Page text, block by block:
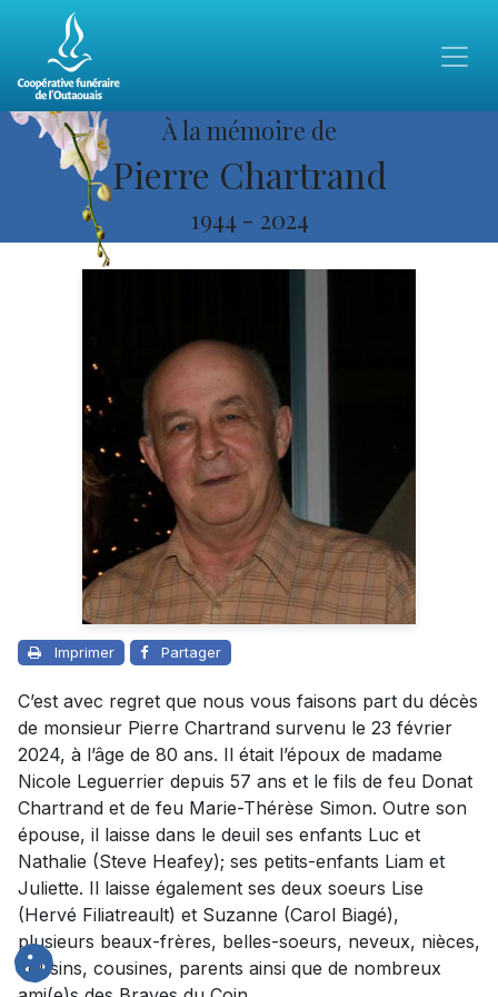
À la mémoire de
Pierre Chartrand
1944 - 2024
Imprimer Partager
C’est avec regret que nous vous faisons part du décès
de monsieur Pierre Chartrand survenu le 23 février
2024, à l’âge de 80 ans. Il était l’époux de madame
Nicole Leguerrier depuis 57 ans et le fils de feu Donat
Chartrand et de feu Marie-Thérèse Simon. Outre son
épouse, il laisse dans le deuil ses enfants Luc et
Nathalie (Steve Heafey); ses petits-enfants Liam et
Juliette. Il laisse également ses deux soeurs Lise
(Hervé Filiatreault) et Suzanne (Carol Biagé),
plusieurs beaux-frères, belles-soeurs, neveux, nièces,
cousins, cousines, parents ainsi que de nombreux